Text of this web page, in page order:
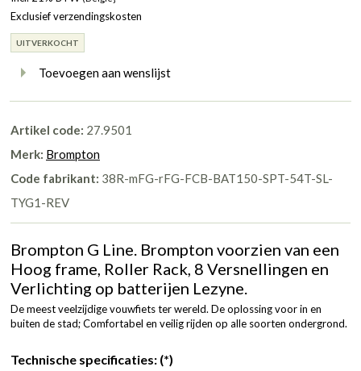
Exclusief verzendingskosten
UITVERKOCHT
Toevoegen aan wenslijst
Artikel code: 27.9501
Merk: Brompton
Code fabrikant: 38R-mFG-rFG-FCB-BAT150-SPT-54T-SL-
TYG1-REV
Brompton G Line. Brompton voorzien van een
Hoog frame, Roller Rack, 8 Versnellingen en
Verlichting op batterijen Lezyne.
De meest veelzijdige vouwfiets ter wereld. De oplossing voor in en
buiten de stad; Comfortabel en veilig rijden op alle soorten ondergrond.
Technische specificaties: (*)